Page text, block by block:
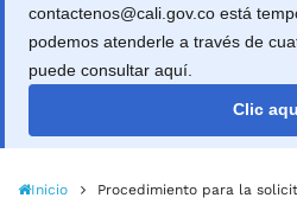
contactenos@cali.gov.co está
podemos atenderle a través de
puede consultar aquí.
Clic
Inicio Procedimiento para la